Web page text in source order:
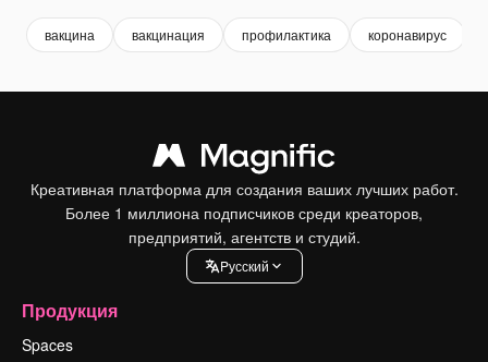
вакцина вакцинация профилактика коронавирус
Креативная платформа для создания ваших лучших работ.
Более 1 миллиона подписчиков среди креаторов,
предприятий, агентств и студий.
Pусский
Продукция
Spaces